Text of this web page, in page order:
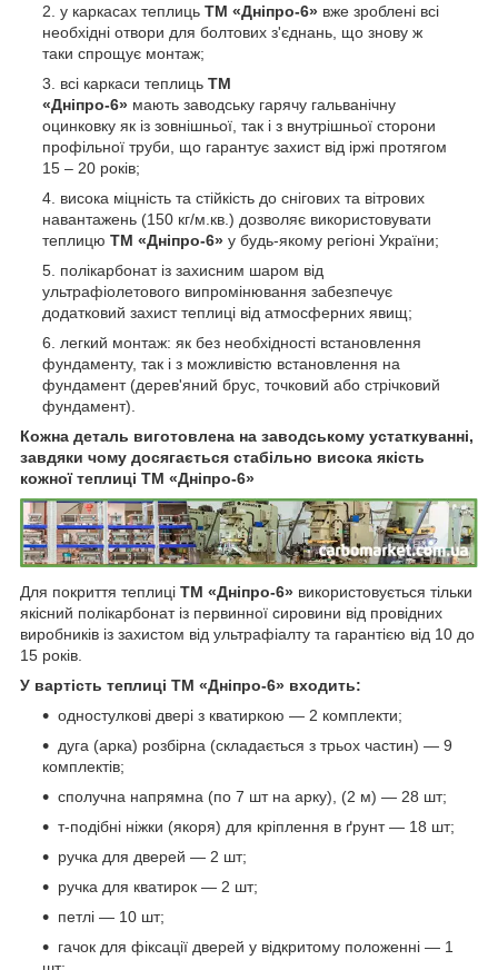
у каркасах теплиць ТМ «Дніпро-6» вже зроблені всі
необхідні отвори для болтових з'єднань, що знову ж
таки спрощує монтаж;
всі каркаси теплиць ТМ
«Дніпро-6» мають заводську гарячу гальванічну
оцинковку як із зовнішньої, так і з внутрішньої сторони
профільної труби, що гарантує захист від іржі протягом
15 – 20 років;
висока міцність та стійкість до снігових та вітрових
навантажень (150 кг/м.кв.) дозволяє використовувати
теплицю ТМ «Дніпро-6» у будь-якому регіоні України;
полікарбонат із захисним шаром від
ультрафіолетового випромінювання забезпечує
додатковий захист теплиці від атмосферних явищ;
легкий монтаж: як без необхідності встановлення
фундаменту, так і з можливістю встановлення на
фундамент (дерев'яний брус, точковий або стрічковий
фундамент).
Кожна деталь виготовлена на заводському устаткуванні,
завдяки чому досягається стабільно висока якість
кожної теплиці ТМ «Дніпро-6»
Для покриття теплиці ТМ «Дніпро-6» використовується тільки
якісний полікарбонат із первинної сировини від провідних
виробників із захистом від ультрафіалту та гарантією від 10 до
15 років.
У вартість теплиці ТМ «Дніпро-6» входить:
одностулкові двері з кватиркою — 2 комплекти;
дуга (арка) розбірна (складається з трьох частин) — 9
комплектів;
сполучна напрямна (по 7 шт на арку), (2 м) — 28 шт;
т-подібні ніжки (якоря) для кріплення в ґрунт — 18 шт;
ручка для дверей — 2 шт;
ручка для кватирок — 2 шт;
петлі — 10 шт;
гачок для фіксації дверей у відкритому положенні — 1